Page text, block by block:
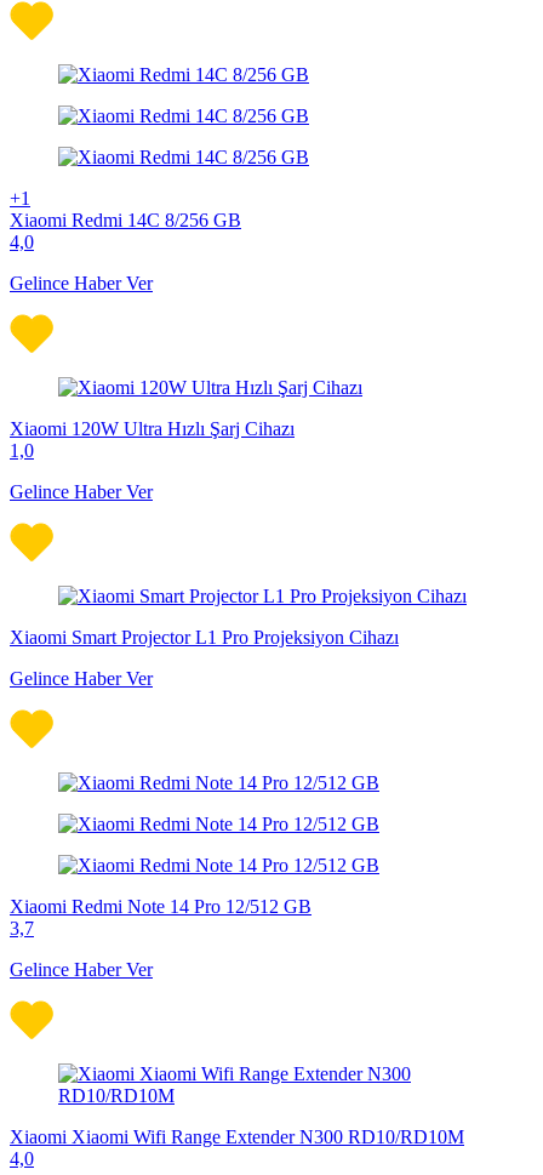
+1
Xiaomi Redmi 14C 8/256 GB
4,0
Gelince Haber Ver
Xiaomi 120W Ultra Hızlı Şarj Cihazı
1,0
Gelince Haber Ver
Xiaomi Smart Projector L1 Pro Projeksiyon Cihazı
Gelince Haber Ver
Xiaomi Redmi Note 14 Pro 12/512 GB
3,7
Gelince Haber Ver
Xiaomi Xiaomi Wifi Range Extender N300 RD10/RD10M
4,0